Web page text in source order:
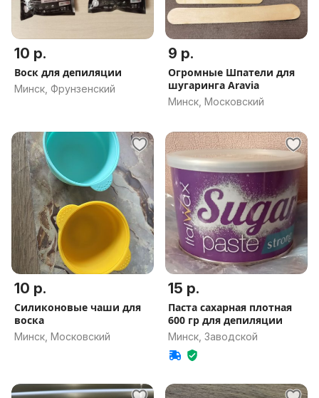
10 р.
Воск для депиляции
Минск, Фрунзенский
9 р.
Огромные Шпатели для
шугаринга Aravia
Минск, Московский
10 р.
Силиконовые чаши для
воска
Минск, Московский
15 р.
Паста сахарная плотная
600 гр для депиляции
Минск, Заводской